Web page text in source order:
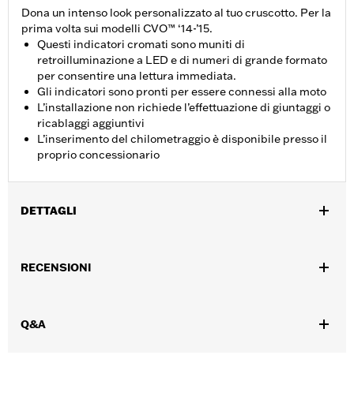
Dona un intenso look personalizzato al tuo cruscotto. Per la
prima volta sui modelli CVO™ ‘14-’15.
Questi indicatori cromati sono muniti di
retroilluminazione a LED e di numeri di grande formato
per consentire una lettura immediata.
Gli indicatori sono pronti per essere connessi alla moto
L’installazione non richiede l’effettuazione di giuntaggi o
ricablaggi aggiuntivi
L’inserimento del chilometraggio è disponibile presso il
proprio concessionario
DETTAGLI
Limited™ dal '14 in poi. Di serie su alcuni modelli CVO™.
Contenuto della confezione:
RECENSIONI
Q&A